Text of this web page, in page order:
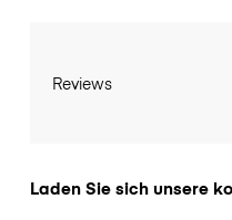
Reviews
Laden Sie sich unsere